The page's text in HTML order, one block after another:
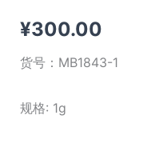
¥300.00
货号： MB1843-1
规格: 1g